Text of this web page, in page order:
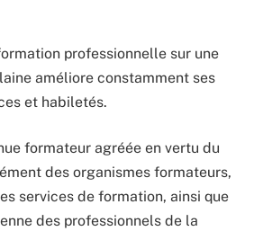
professionnelle sur une
améliore constamment ses
et habiletés.
formateur agréée en vertu du
des organismes formateurs,
services de formation, ainsi que
des professionnels de la